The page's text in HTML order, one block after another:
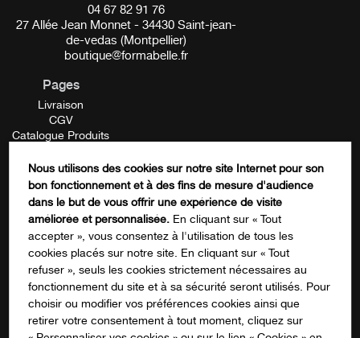
Testé et approuvé :
100% le jugent efficace dès la première application*
100% jugent qu’il n’irrite pas les aisselles*
94% des utilisateurs constatent qu’il ne laisse pas
d’effet gras*
*Résultats d’un test consommateur réalisé sur un panel
de 17 volontaires durant 15 jours
__________
Conseils d’utilisation :
Tournez la molette pour faire remonter le produit.
Name
Ce champ n’est utilisé qu’à des fins de
validation et devrait rester inchangé.
S'inscrire à notre newsletter
04 67 82 91 76
27 Allée Jean Monnet - 34430 Saint-jean-
de-vedas (Montpellier)
boutique@formabelle.fr
Pages
Livraison
CGV
Catalogue Produits
Contactez-nous
FORMATION
Nous utilisons des cookies sur notre site Internet pour son
bon fonctionnement et à des fins de mesure d'audience
dans le but de vous offrir une expérience de visite
améliorée et personnalisée. En cliquant sur « Tout
accepter », vous consentez à l'utilisation de tous les
cookies placés sur notre site. En cliquant sur « Tout
refuser », seuls les cookies strictement nécessaires au
fonctionnement du site et à sa sécurité seront utilisés. Pour
choisir ou modifier vos préférences cookies ainsi que
retirer votre consentement à tout moment, cliquez sur